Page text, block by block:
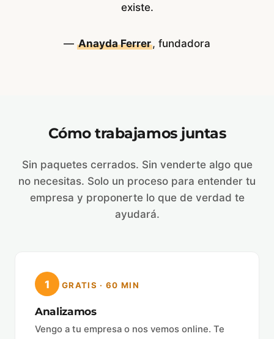
existe.
— Anayda Ferrer, fundadora
Cómo trabajamos juntas
Sin paquetes cerrados. Sin venderte algo que
no necesitas. Solo un proceso para entender tu
empresa y proponerte lo que de verdad te
ayudará.
1 GRATIS · 60 MIN
Analizamos
Vengo a tu empresa o nos vemos online. Te